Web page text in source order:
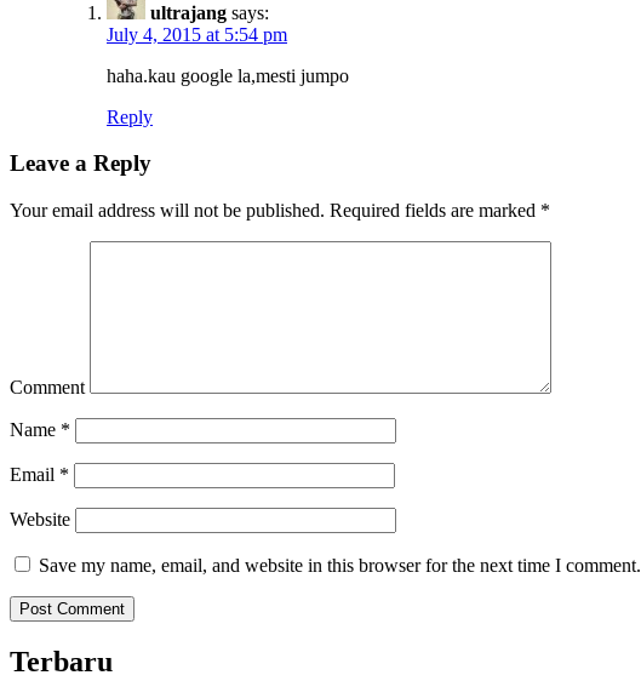
ultrajang says:
July 4, 2015 at 5:54 pm
haha.kau google la,mesti jumpo
Reply
Leave a Reply
Your email address will not be published. Required fields are marked *
Comment
Name *
Email *
Website
Save my name, email, and website in this browser for the next time I comment.
Terbaru